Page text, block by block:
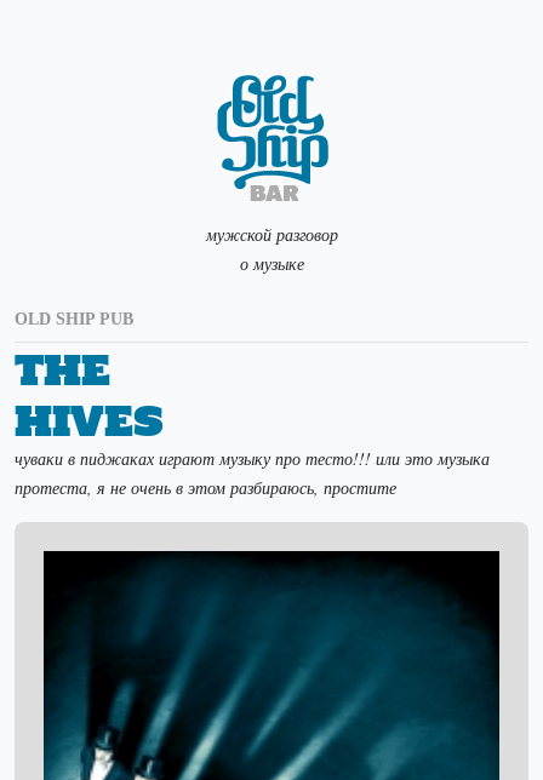
мужской разговор
о музыке
OLD SHIP PUB
The
Hives
чуваки в пиджаках играют музыку про тесто!!! или это музыка
протеста, я не очень в этом разбираюсь, простите